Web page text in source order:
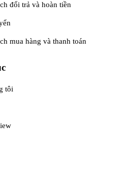
đổi trả và hoàn tiền
mua hàng và thanh toán
tôi